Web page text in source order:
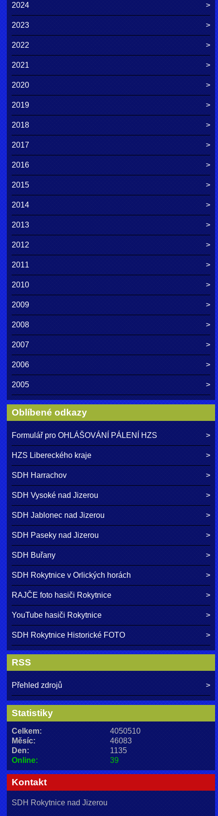
2024
2023
2022
2021
2020
2019
2018
2017
2016
2015
2014
2013
2012
2011
2010
2009
2008
2007
2006
2005
Oblíbené odkazy
Formulář pro OHLÁŠOVÁNÍ PÁLENÍ HZS
HZS Libereckého kraje
SDH Harrachov
SDH Vysoké nad Jizerou
SDH Jablonec nad Jizerou
SDH Paseky nad Jizerou
SDH Buřany
SDH Rokytnice v Orlických horách
RAJČE foto hasiči Rokytnice
YouTube hasiči Rokytnice
SDH Rokytnice Historické FOTO
RSS
Přehled zdrojů
Statistiky
Online: 39
Celkem:
4050510
Měsíc:
46083
Den:
1135
Kontakt
SDH Rokytnice nad Jizerou